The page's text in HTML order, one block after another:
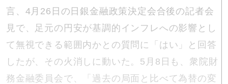
言、4月26日の日銀金融政策決定会合後の記者会
見で、足元の円安が基調的インフレへの影響とし
て無視できる範囲内かとの質問に「はい」と回答
したが、その火消しに動いた。5月8日も、衆院財
務金融委員会で、「過去の局面と比べて為替の変